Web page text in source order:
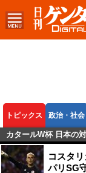
トピックス 政治・社会
ボートレース 競輪
カタールW杯 日本の
コスタ
パリSG